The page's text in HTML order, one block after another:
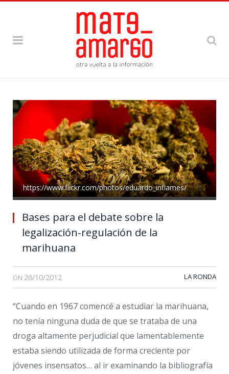
https://www.flickr.com/photos/eduardo_inflames/
Bases para el debate sobre la
legalización-regulación de la
marihuana
ON 26/10/2012 LA RONDA
“Cuando en 1967 comencé a estudiar la marihuana,
no tenía ninguna duda de que se trataba de una
droga altamente perjudicial que lamentablemente
estaba siendo utilizada de forma creciente por
jóvenes insensatos… al ir examinando la bibliografía